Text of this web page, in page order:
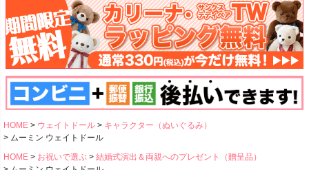
HOME ウェイトドール
キャラクター（ぬいぐるみ）
ムーミン ウェイトドール
HOME
お祝いで選ぶ
結婚式演出＆両親へのプレゼント（贈呈品）